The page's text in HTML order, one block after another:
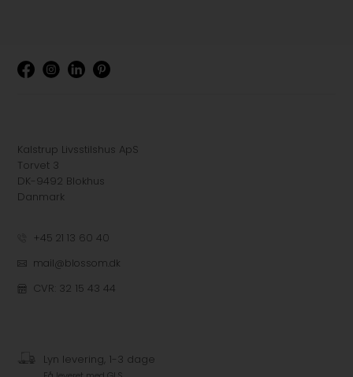
Kalstrup Livsstilshus ApS
Torvet 3
DK-9492 Blokhus
Danmark
+45 21 13 60 40
mail@blossom.dk
CVR: 32 15 43 44
Lyn levering, 1-3 dage